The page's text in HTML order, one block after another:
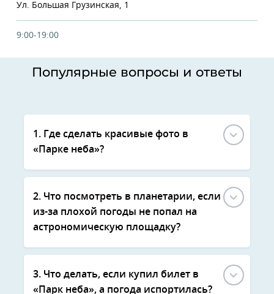
Ул. Большая Грузинская, 1
9:00-19:00
Популярные вопросы и ответы
1. Где сделать красивые фото в
«Парке неба»?
2. Что посмотреть в планетарии, если
из-за плохой погоды не попал на
астрономическую площадку?
3. Что делать, если купил билет в
«Парк неба», а погода испортилась?